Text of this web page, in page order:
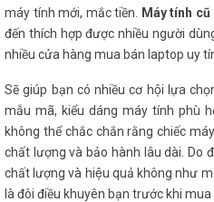
máy tính mới, mắc tiền.
Máy tính cũ
đến thích hợp được nhiều người
nhiều cửa hàng mua bán laptop uy
Sẽ giúp bạn có nhiều cơ hội lựa
mẫu mã, kiểu dáng máy tính phù
không thể chắc chắn rằng chiếc
chất lượng và bảo hành lâu dài. Do
chất lượng và hiệu quả không như
là đôi điều khuyên bạn trước khi